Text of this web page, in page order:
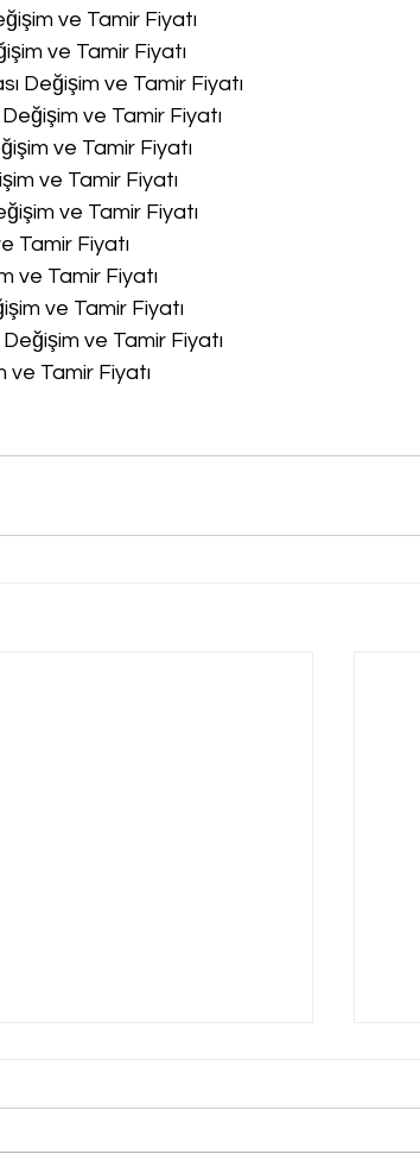
ve Tamir Fiyatı
ve Tamir Fiyatı
Değişim ve Tamir Fiyatı
ve Tamir Fiyatı
ve Tamir Fiyatı
ve Tamir Fiyatı
ve Tamir Fiyatı
Tamir Fiyatı
ve Tamir Fiyatı
ve Tamir Fiyatı
ve Tamir Fiyatı
ve Tamir Fiyatı